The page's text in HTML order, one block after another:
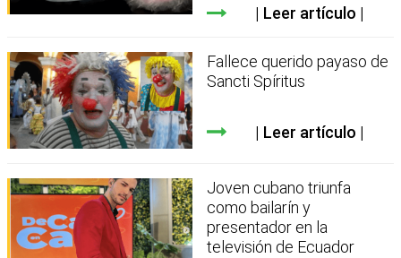
Leer artículo
Fallece querido payaso de
Sancti Spíritus
Leer artículo
Joven cubano triunfa
como bailarín y
presentador en la
televisión de Ecuador